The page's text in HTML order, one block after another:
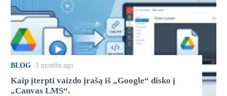
BLOG 3 months ago
Kaip įterpti vaizdo įrašą iš „Google“ disko į
„Canvas LMS“.